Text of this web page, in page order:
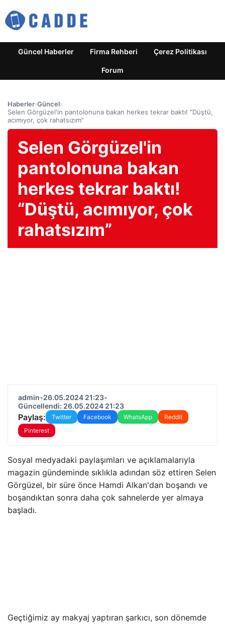
Güncel Haberler Firma Rehberi Çerez Politikası
Forum
Haberler›Güncel›
Selen Görgüzel'in pantolonuna bakan herkes tekrar baktı! “Düştü,
acımıyor, çok rahatsızım”
Selen Görgüzel'in
pantolonuna bakan
herkes tekrar baktı!
“Düştü, acımıyor, çok
rahatsızım”
admin•26.05.2024 21:23•
Güncellendi: 26.05.2024 21:23
Paylaş: Twitter Facebook WhatsApp
Reddit
Pinterest
Sosyal medyadaki paylaşımları ve açıklamalarıyla
magazin gündeminde sıklıkla adından söz ettiren Selen
Görgüzel, bir süre önce Hamdi Alkan'dan boşandı ve
boşandıktan sonra daha çok sahnelerde yer almaya
başladı.
Geçtiğimiz ay makyaj yaptıran şarkıcı, son dönemde